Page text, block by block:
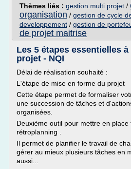
Thèmes liés : gestion multi projet /
organisation / gestion de cycle
developpement / gestion de
de projet maitrise
Les 5 étapes essentielles
projet - NQI
Délai de réalisation souhaité :
L'étape de mise en forme du projet
Cette étape permet de formaliser
une succession de tâches et
organisées.
Deuxième outil pour mettre en
rétroplanning .
Il permet de planifier le travail de
gérer au mieux plusieurs tâches en
aussi...